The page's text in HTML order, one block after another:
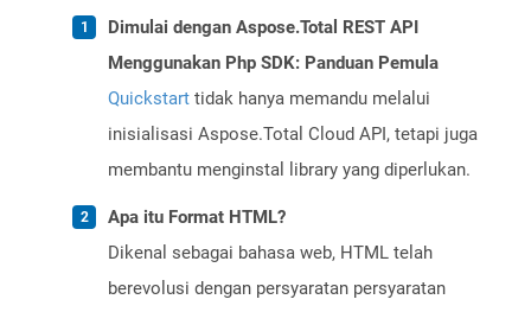
Dimulai dengan Aspose.Total REST API
Menggunakan Php SDK: Panduan Pemula
Quickstart tidak hanya memandu melalui
inisialisasi Aspose.Total Cloud API, tetapi juga
membantu menginstal library yang diperlukan.
Apa itu Format HTML?
Dikenal sebagai bahasa web, HTML telah
berevolusi dengan persyaratan persyaratan